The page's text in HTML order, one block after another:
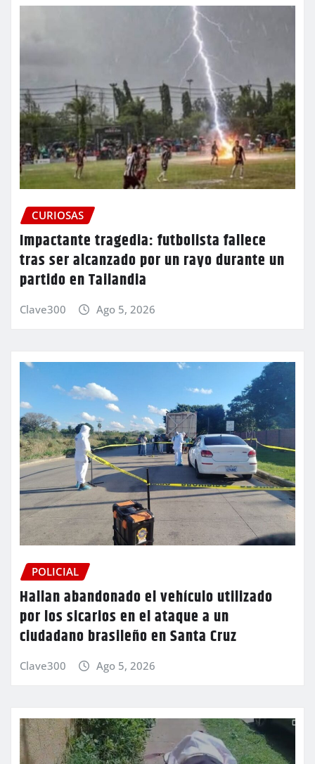
CURIOSAS
Impactante tragedia: futbolista fallece
tras ser alcanzado por un rayo durante un
partido en Tailandia
Clave300 Ago 5, 2026
POLICIAL
Hallan abandonado el vehículo utilizado
por los sicarios en el ataque a un
ciudadano brasileño en Santa Cruz
Clave300 Ago 5, 2026